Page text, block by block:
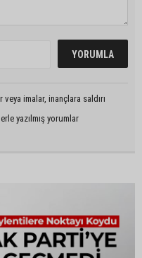
imalar, inançlara saldırı
yazılmış yorumlar